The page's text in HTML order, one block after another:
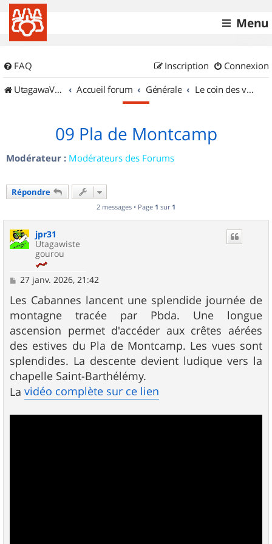
Menu
FAQ Connexion
Inscription
UtagawaVTT (Randos VTT et VTTAE avec traces GPS)
Accueil forum Générale Le coin des vidéastes
09 Pla de Montcamp
Modérateur : Modérateurs des Forums
Répondre
2 messages • Page 1 sur 1
jpr31
Utagawiste
gourou
M
s
s
a
g
e
27 janv. 2026, 21:42
Les Cabannes lancent une splendide journée de
montagne tracée par Pbda. Une longue
ascension permet d'accéder aux crêtes aérées
des estives du Pla de Montcamp. Les vues sont
splendides. La descente devient ludique vers la
chapelle Saint-Barthélémy.
La vidéo complète sur ce lien